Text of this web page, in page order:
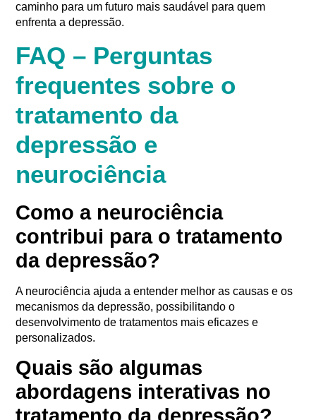
caminho para um futuro mais saudável para quem
enfrenta a depressão.
FAQ – Perguntas
frequentes sobre o
tratamento da
depressão e
neurociência
Como a neurociência
contribui para o tratamento
da depressão?
A neurociência ajuda a entender melhor as causas e os
mecanismos da depressão, possibilitando o
desenvolvimento de tratamentos mais eficazes e
personalizados.
Quais são algumas
abordagens interativas no